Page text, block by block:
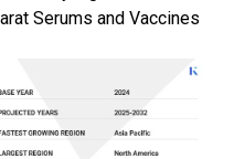
Serums and Vaccines